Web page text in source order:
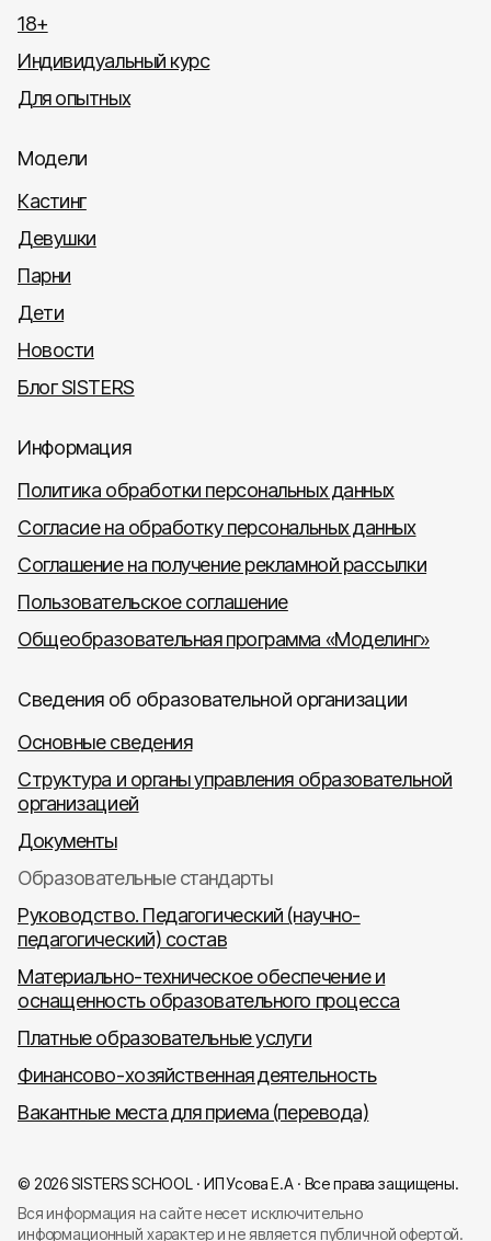
18+
Индивидуальный курс
Для опытных
Модели
Кастинг
Девушки
Парни
Дети
Новости
Блог SISTERS
Информация
Политика обработки персональных данных
Согласие на обработку персональных данных
Соглашение на получение рекламной рассылки
Пользовательское соглашение
Общеобразовательная программа «Моделинг»
Сведения об образовательной организации
Основные сведения
Структура и органы управления образовательной
организацией
Документы
Образовательные стандарты
Руководство. Педагогический (научно-
педагогический) состав
Материально-техническое обеспечение и
оснащенность образовательного процесса
Платные образовательные услуги
Финансово-хозяйственная деятельность
Вакантные места для приема (перевода)
© 2026 SISTERS SCHOOL · ИП Усова Е.А · Все права защищены.
Вся информация на сайте несет исключительно
информационный характер и не является публичной офертой.